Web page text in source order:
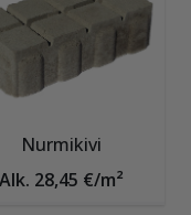
Nurmikivi
Alk. 28,45 €/m²